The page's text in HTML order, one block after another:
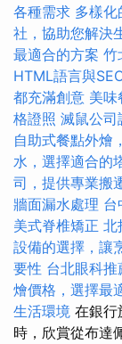
各種需求 多樣
社，協助您解決
最適合的方案 竹
HTML語言與
都充滿創意 美味
格證照 滅鼠公司
自助式餐點外燴
水，選擇適合的
司，提供專業搬
牆面漏水處理 台
美式脊椎矯正 北
設備的選擇，讓
要性 台北眼科
燴價格，選擇最
生活環境 在銀行
時，欣賞從布達